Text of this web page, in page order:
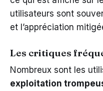
utilisateurs sont
et l’appréciation
Les critiques
Nombreux sont les
exploitation